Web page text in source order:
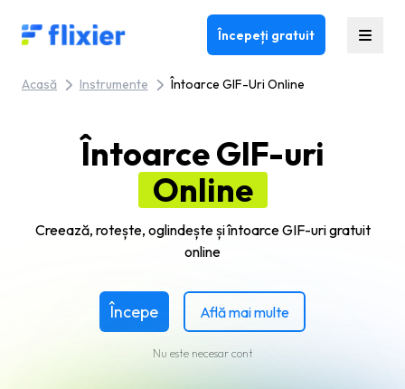
Flixier logo - Home Începeți gratuit
Acasă Instrumente Întoarce GIF-Uri Online
Întoarce GIF-uri
Online
Creează, rotește, oglindește și întoarce GIF-uri gratuit
online
Începe Află mai multe
Nu este necesar cont